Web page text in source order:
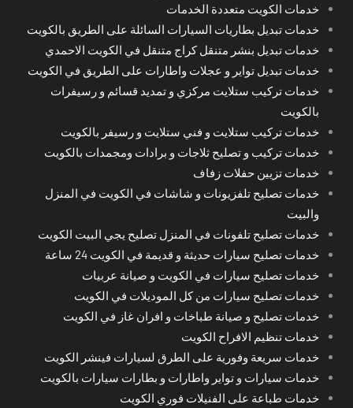
خدمات الكويت متعددة الخدمات
خدمات تبديل بطاريات السيارات السائلة على الطريق بالكويت
خدمات تبديل بنشر متنقل كراج متنقل في الكويت الاحمدي
خدمات تبديل تواير و عجلات واطارات على الطريق في الكويت
خدمات تركيب ستلايت مركزي و تمديد قسائم و رسيفرات
بالكويت
خدمات تركيب ستلايت و فني ستلايت و رسيفر بالكويت
خدمات تركيب و تصليح ثلاجات و برادات ومجمدات بالكويت
خدمات تزيين حفلات زفاف
خدمات تصليح تلفزيونات و شاشات في الكويت في المنزل
والبيت
خدمات تصليح تلفونات في المنزل تصليح يجي البيت الكويت
خدمات تصليح سيارات حديثة و قديمة في الكويت 24 ساعة
خدمات تصليح سيارات في الكويت و صيانة عربيات
خدمات تصليح سيارات من كل الموديلات في الكويت
خدمات تصليح و صيانة طباخات و افران غاز في الكويت
خدمات تنظيم الافراح الكويت
خدمات سريعة وفورية على الطرق لسيارات فينشر الكويت
خدمات سيارات و تواير واطارات و بطارات سيارات بالكويت
خدمات طباعة على الفنيلات فوري الكويت